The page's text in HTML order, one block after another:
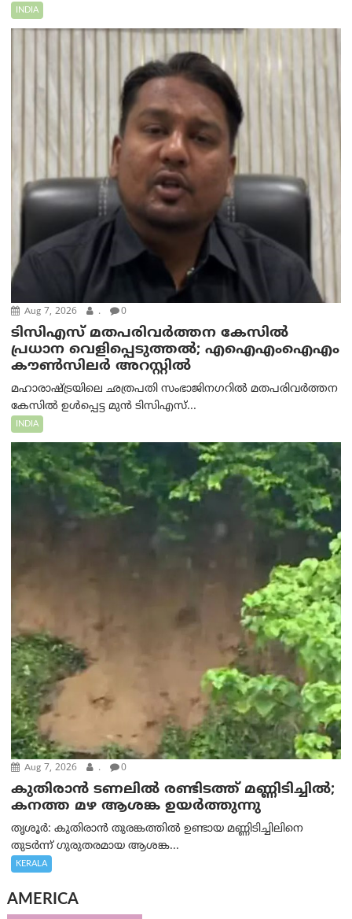
INDIA
Aug 7, 2026 . 0
ടിസിഎസ് മതപരിവർത്തന കേസിൽ
പ്രധാന വെളിപ്പെടുത്തൽ; എഐഎംഐഎം
കൗൺസിലർ അറസ്റ്റിൽ
മഹാരാഷ്ട്രയിലെ ഛത്രപതി സംഭാജിനഗറിൽ മതപരിവർത്തന
കേസിൽ ഉൾപ്പെട്ട മുൻ ടിസിഎസ്...
INDIA
Aug 7, 2026 . 0
കുതിരാൻ ടണലിൽ രണ്ടിടത്ത് മണ്ണിടിച്ചിൽ;
കനത്ത മഴ ആശങ്ക ഉയർത്തുന്നു
തൃശൂർ: കുതിരാൻ തുരങ്കത്തിൽ ഉണ്ടായ മണ്ണിടിച്ചിലിനെ
തുടർന്ന് ഗുരുതരമായ ആശങ്ക...
KERALA
AMERICA